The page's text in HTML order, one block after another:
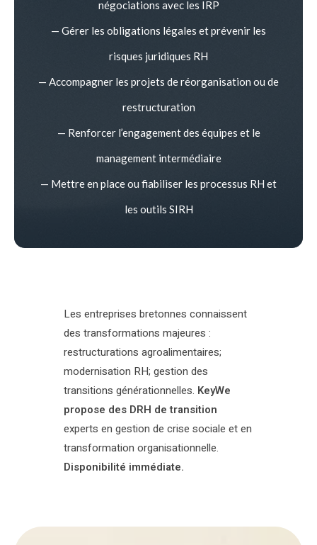
négociations avec les IRP
— Gérer les obligations légales et prévenir les
risques juridiques RH
— Accompagner les projets de réorganisation ou de
restructuration
— Renforcer l’engagement des équipes et le
management intermédiaire
— Mettre en place ou fiabiliser les processus RH et
les outils SIRH
Les entreprises bretonnes connaissent
des transformations majeures :
restructurations agroalimentaires;
modernisation RH; gestion des
transitions générationnelles. KeyWe
propose des DRH de transition
experts en gestion de crise sociale et en
transformation organisationnelle.
Disponibilité immédiate.